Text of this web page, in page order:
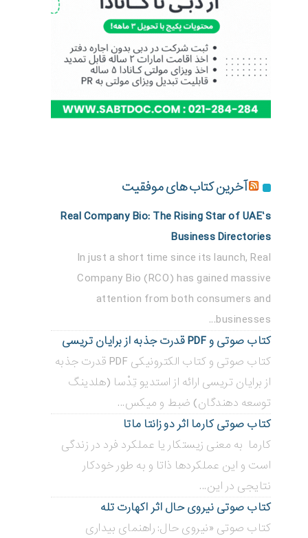
آخرین کتاب های موفقیت
Real Company Bio: The Rising Star of UAE’s
Business Directories
In just a short time since its launch, Real
Company Bio (RCO) has gained massive
attention from both consumers and
businesses...
کتاب صوتی و PDF قدرت جذبه از برایان تریسی
کتاب صوتی و کتاب الکترونیکی PDF قدرت جذبه
از برایان تریسی ارائه از استدیو تِدْسا (هلدینگ
توسعه دهندگان) ضبط و میکس...
کتاب صوتی کارما اثر دو زانتا ماتا
کارما به معنی زیستکار یا عملکرد فرد در زندگی
است و این عملکردها ذاتا و به طور خودکار
نتایجی در این...
کتاب صوتی نیروی حال اثر اکهارت تله
کتاب صوتی «نیروی حال: راهنمای بیداری